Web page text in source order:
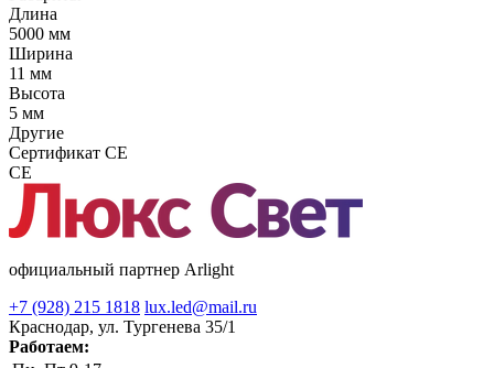
Длина
5000 мм
Ширина
11 мм
Высота
5 мм
Другие
Сертификат CE
CE
официальный партнер Arlight
+7 (928) 215 1818 lux.led@mail.ru
Краснодар, ул. Тургенева 35/1
Работаем: